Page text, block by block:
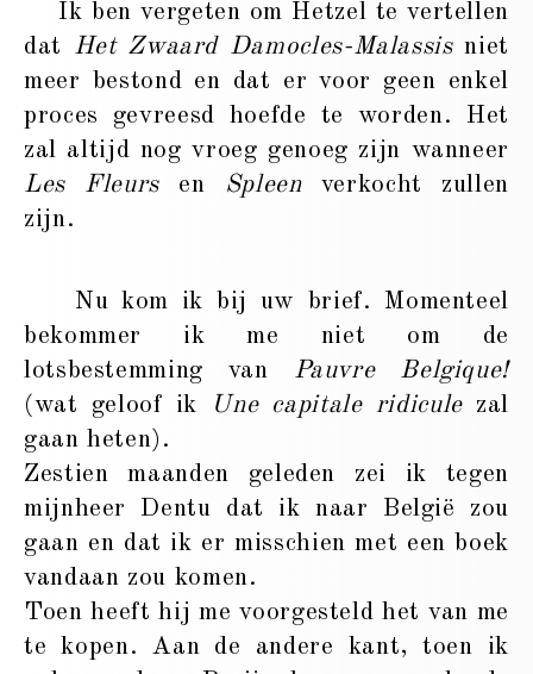
Ik ben vergeten om Hetzel te vertellen
dat Het Zwaard Damocles-Malassisniet
meer bestond en dat er voor geen enkel
proces gevreesd hoefde te worden. Het
zal altijd nog vroeg genoeg zijn wanneer
Les Fleursen Spleenverkocht zullen
zijn.
Nu kom ik bij uw brief. Momenteel
bekommer ik me niet om de
lotsbestemming van Pauvre Belgique!
(wat geloof ik
Une capitale ridiculezal
gaan heten).
Zestien maanden geleden zei ik tegen
mijnheer Dentu dat ik naar België zou
gaan en dat ik er misschien met een boek
vandaan zou komen.
Toen heeft hij me voorgesteld het van me
te kopen. Aan de andere kant, toen ik